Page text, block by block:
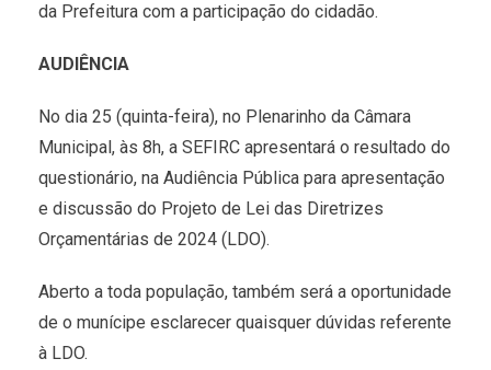
da Prefeitura com a participação do cidadão.
AUDIÊNCIA
No dia 25 (quinta-feira), no Plenarinho da Câmara
Municipal, às 8h, a SEFIRC apresentará o resultado do
questionário, na Audiência Pública para apresentação
e discussão do Projeto de Lei das Diretrizes
Orçamentárias de 2024 (LDO).
Aberto a toda população, também será a oportunidade
de o munícipe esclarecer quaisquer dúvidas referente
à LDO.